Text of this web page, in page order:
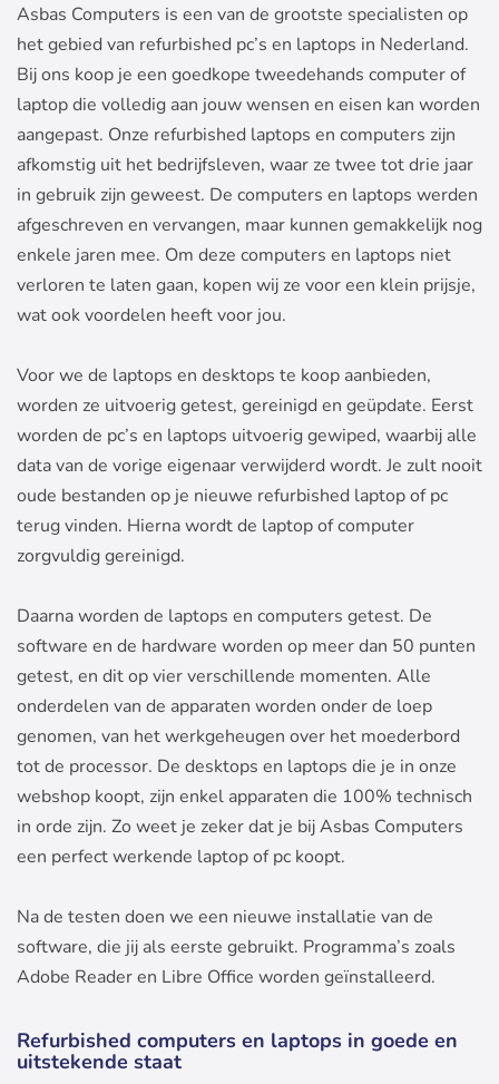
Asbas Computers is een van de grootste specialisten op
het gebied van refurbished pc’s en laptops in Nederland.
Bij ons koop je een goedkope tweedehands computer of
laptop die volledig aan jouw wensen en eisen kan worden
aangepast. Onze refurbished laptops en computers zijn
afkomstig uit het bedrijfsleven, waar ze twee tot drie jaar
in gebruik zijn geweest. De computers en laptops werden
afgeschreven en vervangen, maar kunnen gemakkelijk nog
enkele jaren mee. Om deze computers en laptops niet
verloren te laten gaan, kopen wij ze voor een klein prijsje,
wat ook voordelen heeft voor jou.
Voor we de laptops en desktops te koop aanbieden,
worden ze uitvoerig getest, gereinigd en geüpdate. Eerst
worden de pc’s en laptops uitvoerig gewiped, waarbij alle
data van de vorige eigenaar verwijderd wordt. Je zult nooit
oude bestanden op je nieuwe refurbished laptop of pc
terug vinden. Hierna wordt de laptop of computer
zorgvuldig gereinigd.
Daarna worden de laptops en computers getest. De
software en de hardware worden op meer dan 50 punten
getest, en dit op vier verschillende momenten. Alle
onderdelen van de apparaten worden onder de loep
genomen, van het werkgeheugen over het moederbord
tot de processor. De desktops en laptops die je in onze
webshop koopt, zijn enkel apparaten die 100% technisch
in orde zijn. Zo weet je zeker dat je bij Asbas Computers
een perfect werkende laptop of pc koopt.
Na de testen doen we een nieuwe installatie van de
software, die jij als eerste gebruikt. Programma’s zoals
Adobe Reader en Libre Office worden geïnstalleerd.
Refurbished computers en laptops in goede en
uitstekende staat